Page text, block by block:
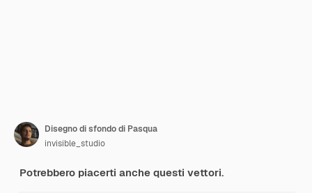
Disegno di sfondo di Pasqua
invisible_studio
Potrebbero piacerti anche questi vettori.